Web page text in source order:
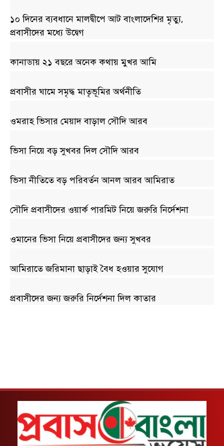
১০ দিনের ব্যবধানে মালদ্বীপে আট বাংলাদেশির মৃত্যু,
প্রবাসীদের মধ্যে উদ্বেগ
কানাডায় ২১ বছরে অনেক কথায় মুখর আমি
প্রবাসীর ঘামে সমৃদ্ধ মাতৃভূমির অর্থনীতি
ওমরাহ ভিসার মেয়াদ বাড়াল সৌদি আরব
ভিসা নিয়ে বড় সুখবর দিল সৌদি আরব
ভিসা নীতিতে বড় পরিবর্তন আনল আরব আমিরাত
সৌদি প্রবাসীদের ওয়ার্ক পারমিট নিয়ে জরুরি নির্দেশনা
ওমানের ভিসা নিয়ে প্রবাসীদের জন্য সুখবর
আমিরাতে জরিমানা ছাড়াই বৈধ হওয়ার সুযোগ
প্রবাসীদের জন্য জরুরি নির্দেশনা দিল কাতার